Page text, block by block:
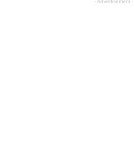
- Advertisement -